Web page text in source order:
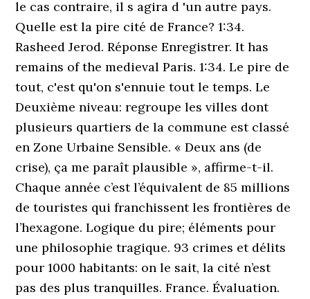
le cas contraire, il s agira d 'un autre pays.
Quelle est la pire cité de France? 1:34.
Rasheed Jerod. Réponse Enregistrer. It has
remains of the medieval Paris. 1:34. Le pire de
tout, c'est qu'on s'ennuie tout le temps. Le
Deuxième niveau: regroupe les villes dont
plusieurs quartiers de la commune est classé
en Zone Urbaine Sensible. « Deux ans (de
crise), ça me paraît plausible », affirme-t-il.
Chaque année c’est l’équivalent de 85 millions
de touristes qui franchissent les frontières de
l’hexagone. Logique du pire; éléments pour
une philosophie tragique. 93 crimes et délits
pour 1000 habitants: on le sait, la cité n’est
pas des plus tranquilles. France. Évaluation.